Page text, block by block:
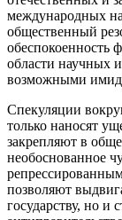
международных
общественный
обеспокоенность
области научных
возможными
Спекуляции
только наносят
закрепляют в
необоснованное
позволяют
государству, но и